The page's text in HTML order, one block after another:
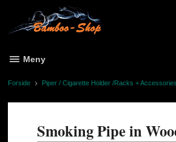
innholdet
Meny
Forside Piper / Cigarette Holder /Racks + Accessories
Smoking Pipe in